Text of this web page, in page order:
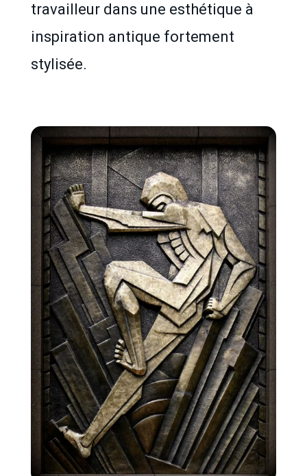
travailleur dans une esthétique à
inspiration antique fortement
stylisée.